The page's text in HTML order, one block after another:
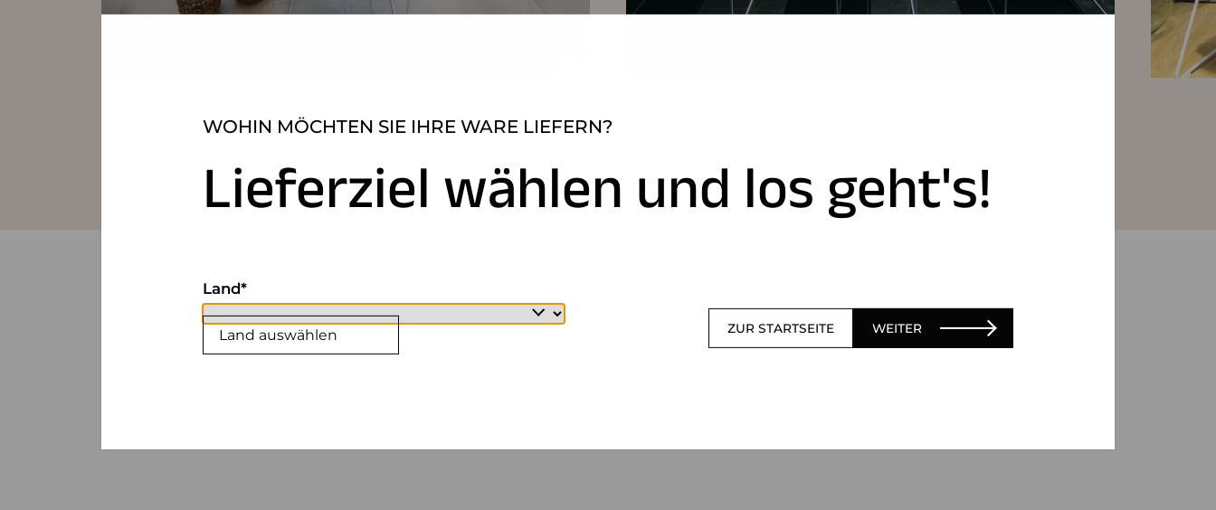
WOHIN MÖCHTEN SIE IHRE WARE LIEFERN?
Lieferziel wählen und los geht's!
Land auswählen
Land
ZUR STARTSEITE WEITER